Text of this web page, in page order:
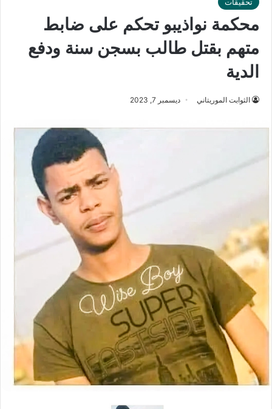
محكمة نواذيبو تحكم على ضابط
متهم بقتل طالب بسجن سنة ودفع
الدية
الثوابت الموريتاني ديسمبر 7, 2023